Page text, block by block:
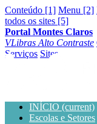
Conteúdo [1] Menu [2]
todos os sites [5]
Portal Montes Claros
VLibras Alto Contraste
Serviços Sites
INÍCIO (current)
Escolas e Setores